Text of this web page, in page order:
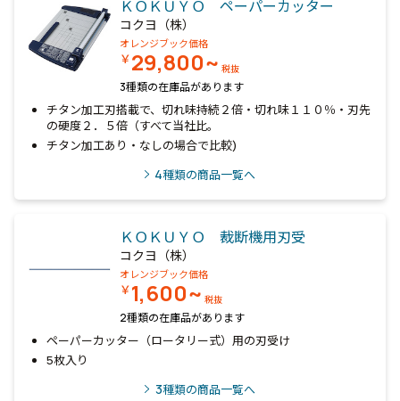
ＫＯＫＵＹＯ ペーパーカッター
コクヨ（株）
オレンジブック価格
￥29,800~ 税抜
3種類の在庫品があります
チタン加工刃搭載で、切れ味持続２倍・切れ味１１０％・刃先
の硬度２．５倍（すべて当社比。
チタン加工あり・なしの場合で比較)
4種類の商品一覧へ
ＫＯＫＵＹＯ 裁断機用刃受
コクヨ（株）
オレンジブック価格
￥1,600~ 税抜
2種類の在庫品があります
ペーパーカッター（ロータリー式）用の刃受け
5枚入り
3種類の商品一覧へ